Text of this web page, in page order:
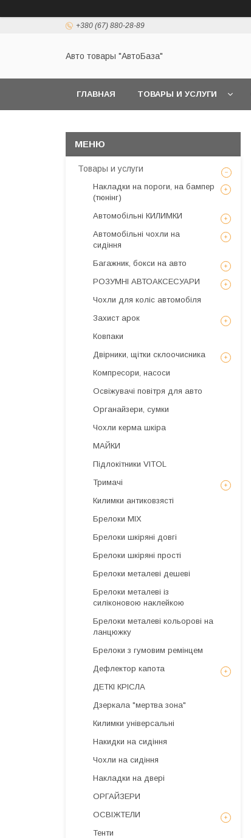
+380 (67) 880-28-89
Авто товары "АвтоБаза"
ГЛАВНАЯ ТОВАРЫ И УСЛУГИ
Товары и услуги
Накладки на пороги, на бампер
(тюнінг)
Автомобільні КИЛИМКИ
Автомобільні чохли на
сидіння
Багажник, бокси на авто
РОЗУМНІ АВТОАКСЕСУАРИ
Чохли для коліс автомобіля
Захист арок
Ковпаки
Двірники, щітки склоочисника
Компресори, насоси
Освіжувачі повітря для авто
Органайзери, сумки
Чохли керма шкіра
МАЙКИ
Підлокітники VITOL
Тримачі
Килимки антиковзясті
Брелоки MIX
Брелоки шкіряні довгі
Брелоки шкіряні прості
Брелоки металеві дешеві
Брелоки металеві із
силіконовою наклейкою
Брелоки металеві кольорові на
ланцюжку
Брелоки з гумовим ремінцем
Дефлектор капота
ДЕТКІ КРІСЛА
Дзеркала "мертва зона"
Килимки універсальні
Накидки на сидіння
Чохли на сидіння
Накладки на двері
ОРГАЙЗЕРИ
ОСВІЖТЕЛИ
Тенти